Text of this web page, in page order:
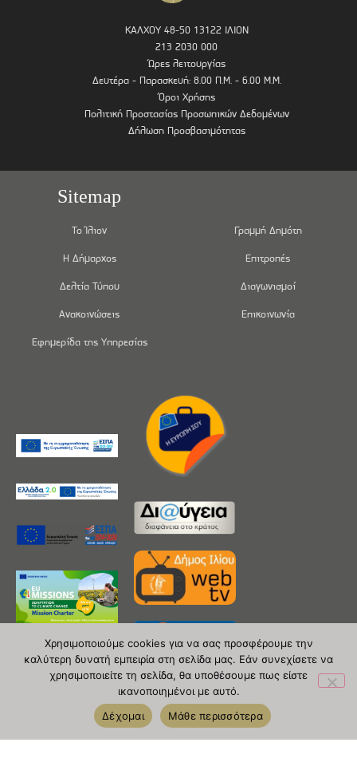
ΚΑΛΧΟΥ 48-50 13122 ΙΛΙΟΝ
213 2030 000
Ώρες λειτουργίας
Δευτέρα - Παρασκευή: 8.00 Π.Μ. - 6.00 Μ.Μ.
Όροι Χρήσης
Πολιτική Προστασίας Προσωπικών Δεδομένων
Δήλωση Προσβασιμότητας
Sitemap
Το Ίλιον
Η Δήμαρχος
Δελτία Τύπου
Ανακοινώσεις
Εφημερίδα της Υπηρεσίας
Γραμμή Δημότη
Επιτροπές
Διαγωνισμοί
Επικοινωνία
Copyright 2020 © Δήμος Ιλίου
Χρησιμοποιούμε cookies για να σας προσφέρουμε την
καλύτερη δυνατή εμπειρία στη σελίδα μας. Εάν συνεχίσετε να
χρησιμοποιείτε τη σελίδα, θα υποθέσουμε πως είστε
ικανοποιημένοι με αυτό.
Δέχομαι
Μάθε περισσότερα